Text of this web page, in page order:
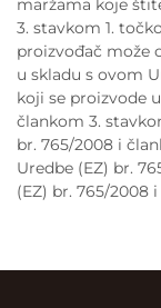
maržama koje
3. stavkom 1.
proizvođač može
u skladu s ovom
koji se proizvode
člankom 3.
br. 765/2008 i
Uredbe (EZ) br.
(EZ) br. 765/2008